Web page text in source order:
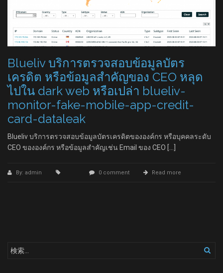
Blueliv บริการตรวจสอบข้อมูลบัตร
เครดิต หรือข้อมูลสำคัญของ CEO หลุด
ไปใน dark web หรือเปล่า blueliv-
monitor-fake-mobile-app-credit-
card-dataleak
Blueliv บริการตรวจสอบข้อมูลบัตรเครดิตขององค์กร หรือบุคคลระดับ
CEO ขององค์กร หรือข้อมูลสำคัญเช่น Email ของ CEO […]
By: admin 0 comment Read more